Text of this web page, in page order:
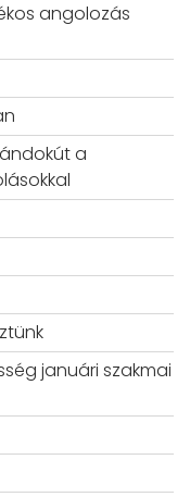
angolozás
a
januári szakmai